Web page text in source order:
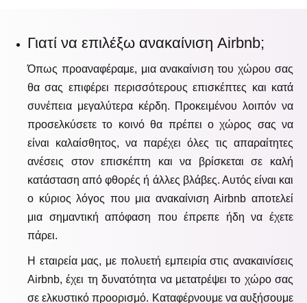
Γιατί να επιλέξω ανακαίνιση Airbnb;
Όπως προαναφέραμε, μια ανακαίνιση του χώρου σας
θα σας επιφέρει περισσότερους επισκέπτες και κατά
συνέπεια μεγαλύτερα κέρδη. Προκειμένου λοιπόν να
προσελκύσετε το κοινό θα πρέπει ο χώρος σας να
είναι καλαίσθητος, να παρέχει όλες τις απαραίτητες
ανέσεις στον επισκέπτη και να βρίσκεται σε καλή
κατάσταση από φθορές ή άλλες βλάβες. Αυτός είναι και
ο κύριος λόγος που μια ανακαίνιση Airbnb αποτελεί
μια σημαντική απόφαση που έπρεπε ήδη να έχετε
πάρει.
Η εταιρεία μας, με πολυετή εμπειρία στις ανακαινίσεις
Airbnb, έχει τη δυνατότητα να μετατρέψει το χώρο σας
σε ελκυστικό προορισμό. Καταφέρνουμε να αυξήσουμε